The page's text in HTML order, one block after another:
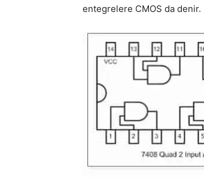
entegrelere CMOS da denir.